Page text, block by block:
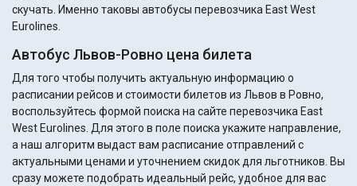
скучать. Именно таковы автобусы перевозчика East West
Eurolines.
Автобус Львов-Ровно цена билета
Для того чтобы получить актуальную информацию о
расписании рейсов и стоимости билетов из Львов в Ровно,
воспользуйтесь формой поиска на сайте перевозчика East
West Eurolines. Для этого в поле поиска укажите направление,
а наш алгоритм выдаст вам расписание отправлений с
актуальными ценами и уточнением скидок для льготников. Вы
сразу можете подобрать идеальный рейс, удобное для вас